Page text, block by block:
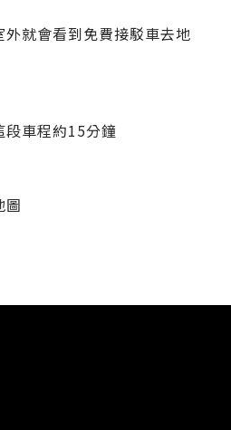
就會看到免費接駁車去地
車程約15分鐘
圖